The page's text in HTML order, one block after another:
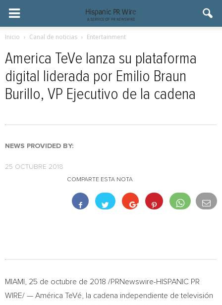
Inicio Canal de noticias Entertainment
America TeVe lanza su plataforma
digital liderada por Emilio Braun
Burillo, VP Ejecutivo de la cadena
NEWS PROVIDED BY:
25 OCTUBRE 2018
COMPARTE ESTA NOTA
MIAMI
, 25 de octubre de 2018 /PRNewswire-HISPANIC PR
WIRE/ — América TeVé, la cadena independiente de televisión